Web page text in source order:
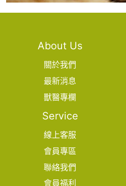
About Us
關於我們
最新消息
獸醫專欄
Service
線上客服
會員專區
聯絡我們
會員福利